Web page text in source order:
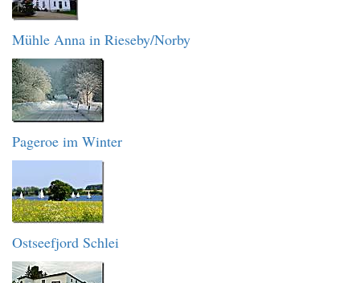
Mühle Anna in Rieseby/Norby
Pageroe im Winter
Ostseefjord Schlei